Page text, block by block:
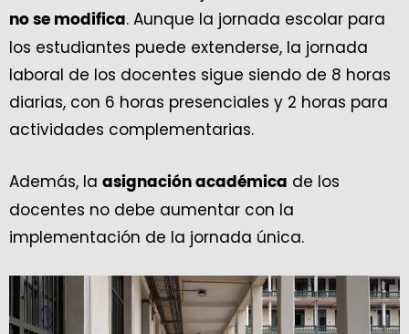
no se modifica. Aunque la jornada escolar para
los estudiantes puede extenderse, la jornada
laboral de los docentes sigue siendo de 8 horas
diarias, con 6 horas presenciales y 2 horas para
actividades complementarias.
Además, la asignación académica de los
docentes no debe aumentar con la
implementación de la jornada única.